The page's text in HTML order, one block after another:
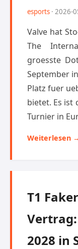
esports · 2026-
Valve hat
The
groesste
September
Platz fuer
bietet. Es ist
Turnier in
Weiterlesen →
T1
2028 in